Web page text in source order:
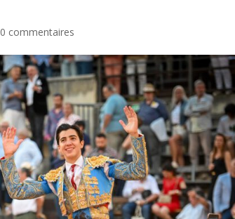
0 commentaires